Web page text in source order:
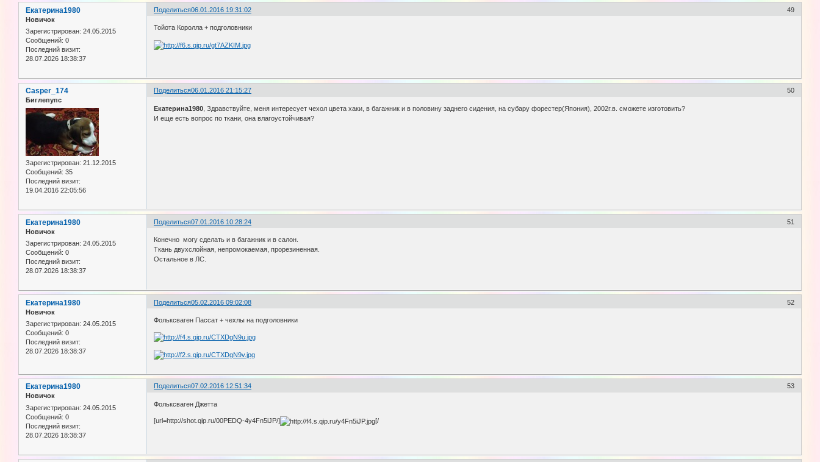
Поделиться 49
06.01.2016 19:31:02
Екатерина1980
Новичок
Зарегистрирован: 24.05.2015
Сообщений: 0
Последний визит:
28.07.2026 18:38:37
Тойота Королла + подголовники
Поделиться 50
06.01.2016 21:15:27
Casper_174
Биглепупс
Зарегистрирован: 21.12.2015
Сообщений: 35
Последний визит:
19.04.2016 22:05:56
Екатерина1980 , Здравствуйте, меня интересует чехол цвета хаки, в багажник и в половину заднего сидения, на субару форестер(Япония), 2002г.в. сможете изготовить?
И еще есть вопрос по ткани, она влагоустойчивая?
Поделиться 51
07.01.2016 10:28:24
Екатерина1980
Новичок
Зарегистрирован: 24.05.2015
Сообщений: 0
Последний визит:
28.07.2026 18:38:37
Конечно могу сделать и в багажник и в салон.
Ткань двухслойная, непромокаемая, прорезиненная.
Остальное в ЛС.
Поделиться 52
05.02.2016 09:02:08
Екатерина1980
Новичок
Зарегистрирован: 24.05.2015
Сообщений: 0
Последний визит:
28.07.2026 18:38:37
Фольксваген Пассат + чехлы на подголовники
Поделиться 53
07.02.2016 12:51:34
Екатерина1980
Новичок
Зарегистрирован: 24.05.2015
Сообщений: 0
Последний визит:
28.07.2026 18:38:37
Фольксваген Джетта
[url=http://shot.qip.ru/00PEDQ-4y4Fn5iJP/] [/